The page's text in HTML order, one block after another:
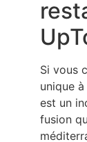
Si vous
unique
est un
fusion